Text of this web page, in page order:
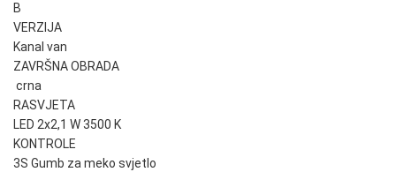
B
VERZIJA
Kanal van
ZAVRŠNA OBRADA
crna
RASVJETA
LED 2x2,1 W 3500 K
KONTROLE
3S Gumb za meko svjetlo